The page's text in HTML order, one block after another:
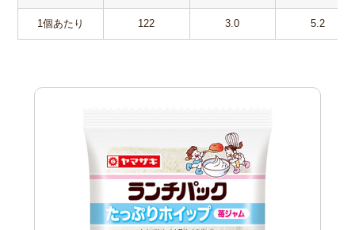
1個あたり 122 3.0 5.2